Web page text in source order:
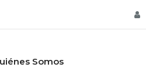
Somos